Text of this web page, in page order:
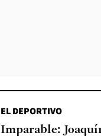
EL DEPORTIVO
Imparable: